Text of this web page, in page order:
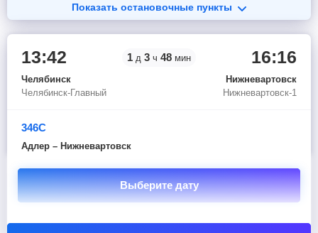
Показать остановочные пункты
13:42
Челябинск
Челябинск-Главный
1 д 3 ч 48 мин 16:16
Нижневартовск
Нижневартовск-1
346С
Адлер – Нижневартовск
Выберите дату